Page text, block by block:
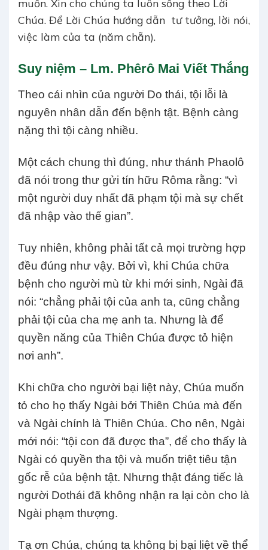
muốn. Xin cho chúng ta luôn sống theo Lời
Chúa. Để Lời Chúa hướng dẫn tư tưởng, lời nói,
việc làm của ta (năm chẵn).
Suy niệm – Lm. Phêrô Mai Viết Thắng
Theo cái nhìn của người Do thái, tội lỗi là
nguyên nhân dẫn đến bệnh tật. Bệnh càng
nặng thì tội càng nhiều.
Một cách chung thì đúng, như thánh Phaolô
đã nói trong thư gửi tín hữu Rôma rằng: “vì
một người duy nhất đã phạm tội mà sự chết
đã nhập vào thế gian”.
Tuy nhiên, không phải tất cả mọi trường hợp
đều đúng như vậy. Bởi vì, khi Chúa chữa
bệnh cho người mù từ khi mới sinh, Ngài đã
nói: “chẳng phải tội của anh ta, cũng chẳng
phải tội của cha mẹ anh ta. Nhưng là để
quyền năng của Thiên Chúa được tỏ hiện
nơi anh”.
Khi chữa cho người bại liệt này, Chúa muốn
tỏ cho họ thấy Ngài bởi Thiên Chúa mà đến
và Ngài chính là Thiên Chúa. Cho nên, Ngài
mới nói: “tội con đã được tha”, để cho thấy là
Ngài có quyền tha tội và muốn triệt tiêu tận
gốc rễ của bệnh tật. Nhưng thật đáng tiếc là
người Dothái đã không nhận ra lại còn cho là
Ngài phạm thượng.
Tạ ơn Chúa, chúng ta không bị bại liệt về thể